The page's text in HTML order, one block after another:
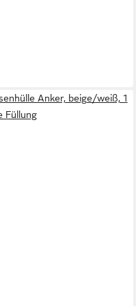
Anker, beige/weiß, 1
Füllung